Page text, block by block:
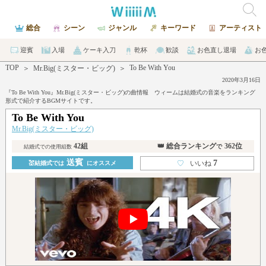
総合 シーン ジャンル キーワード アーティスト
迎賓 入場 ケーキ入刀 乾杯 歓談 お色直し退場 お
TOP ＞ Mr.Big(ミスター・ビッグ) ＞ To Be With You
2020年3月16日
『To Be With You』Mr.Big(ミスター・ビッグ)の曲情報 ウィームは結婚式の音楽をランキング
形式で紹介するBGMサイトです。
To Be With You
Mr.Big(ミスター・ビッグ)
結婚式での使用組数42組 👑 総合ランキングで 362位
💒結婚式では送賓 にオススメ ♡ いいね7